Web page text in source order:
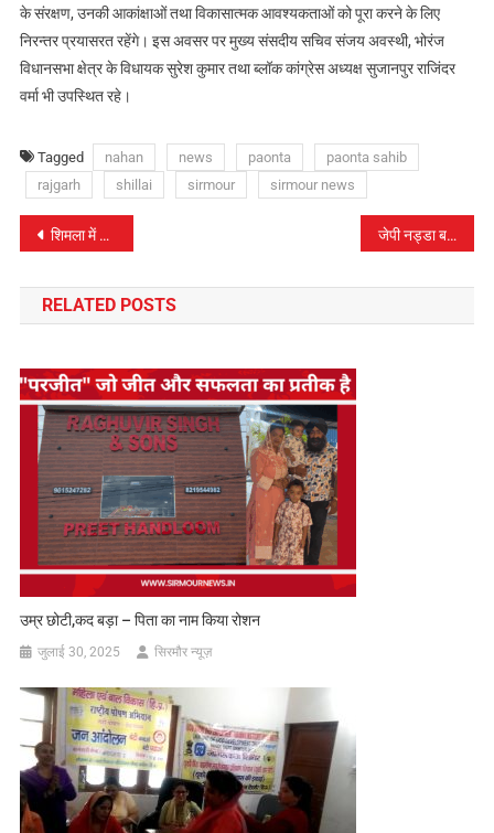
के संरक्षण, उनकी आकांक्षाओं तथा विकासात्मक आवश्यकताओं को पूरा करने के लिए
निरन्तर प्रयासरत रहेंगे। इस अवसर पर मुख्य संसदीय सचिव संजय अवस्थी, भोरंज
विधानसभा क्षेत्र के विधायक सुरेश कुमार तथा ब्लॉक कांग्रेस अध्यक्ष सुजानपुर राजिंदर
वर्मा भी उपस्थित रहे।
Tagged nahan news paonta
paonta sahib
rajgarh
shillai sirmour sirmour news
पोस्ट
नेविगेशन
शिमला में सर्कुलर रोड पर नवबहार से चिकित्सा महाविद्यालय तक बनाई जाएगी 890 मीटर सुरंग:- मुख्यमंत्री जेपी नड्डा बने केंद्र मंत्री…
RELATED POSTS
उम्र छोटी,कद बड़ा – पिता का नाम किया रोशन
जुलाई 30, 2025 सिरमौर न्यूज़